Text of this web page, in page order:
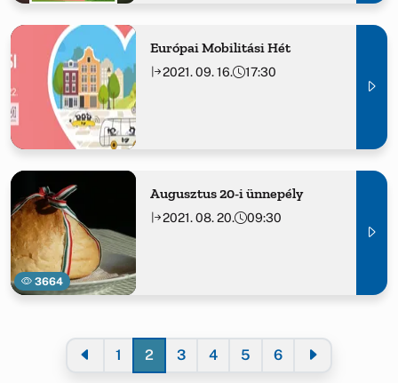
Európai Mobilitási Hét
2021. 09. 16. 17:30
3664
Augusztus 20-i ünnepély
2021. 08. 20. 09:30
1 2 3 4 5 6